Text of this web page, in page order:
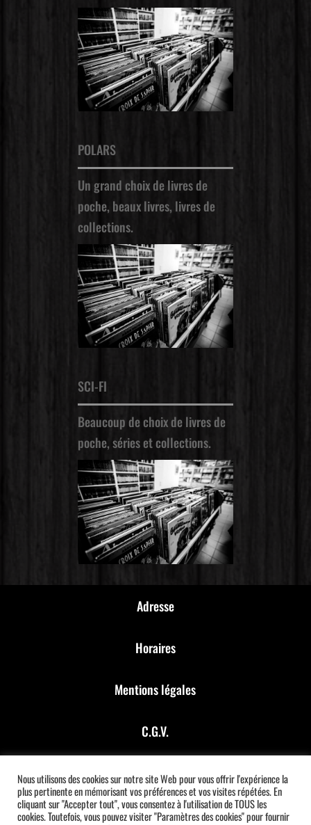
POLARS
Un grand choix de livres de
poche, beaux livres, livres de
collections.
SCI-FI
Beaucoup de choix de livres de
poche, séries et collections.
Adresse
Horaires
Mentions légales
C.G.V.
Financé par Chèque France Num
Créé par Fafache
Nous utilisons des cookies sur notre site Web pour vous offrir l'expérience la
plus pertinente en mémorisant vos préférences et vos visites répétées. En
cliquant sur "Accepter tout", vous consentez à l'utilisation de TOUS les
cookies. Toutefois, vous pouvez visiter "Paramètres des cookies" pour fournir